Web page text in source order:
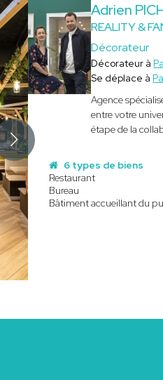
Adrien
REALITY &
Décorateur
Décorateur à
Se déplace à
Agence
entre votre
étape de la
6 types de biens
Restaurant
Bureau
Bâtiment accueillant du